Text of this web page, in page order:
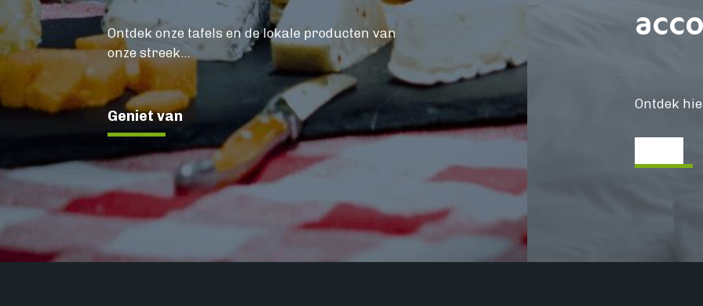
Ontdek onze tafels en de lokale producten van
onze streek...
Geniet van
Ontdek